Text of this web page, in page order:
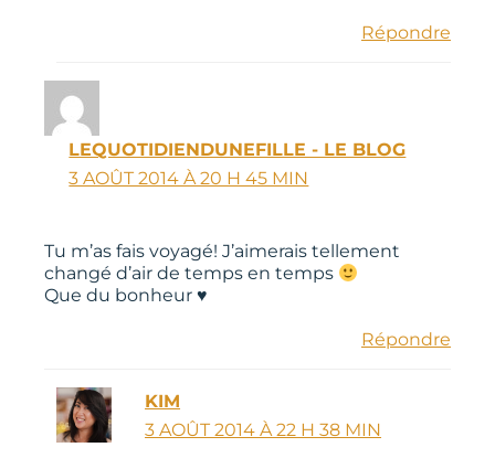
Répondre
LEQUOTIDIENDUNEFILLE - LE BLOG
3 AOÛT 2014 À 20 H 45 MIN
Tu m’as fais voyagé! J’aimerais tellement
changé d’air de temps en temps
Que du bonheur ♥
Répondre
KIM
3 AOÛT 2014 À 22 H 38 MIN